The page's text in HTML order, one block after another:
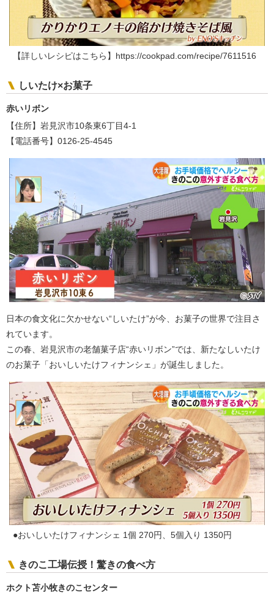
【詳しいレシピはこちら】https://cookpad.com/recipe/7611516
しいたけ×お菓子
赤いリボン
【住所】岩見沢市10条東6丁目4-1
【電話番号】0126-25-4545
日本の食文化に欠かせない“しいたけ”が今、お菓子の世界で注目さ
れています。
この春、岩見沢市の老舗菓子店“赤いリボン”では、新たなしいたけ
のお菓子「おいしいたけフィナンシェ」が誕生しました。
●おいしいたけフィナンシェ 1個 270円、5個入り 1350円
きのこ工場伝授！驚きの食べ方
ホクト苫小牧きのこセンター